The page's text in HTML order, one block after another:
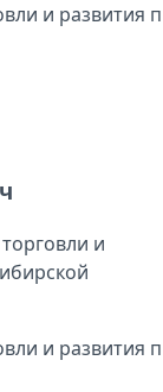
и развития п
и
и развития п